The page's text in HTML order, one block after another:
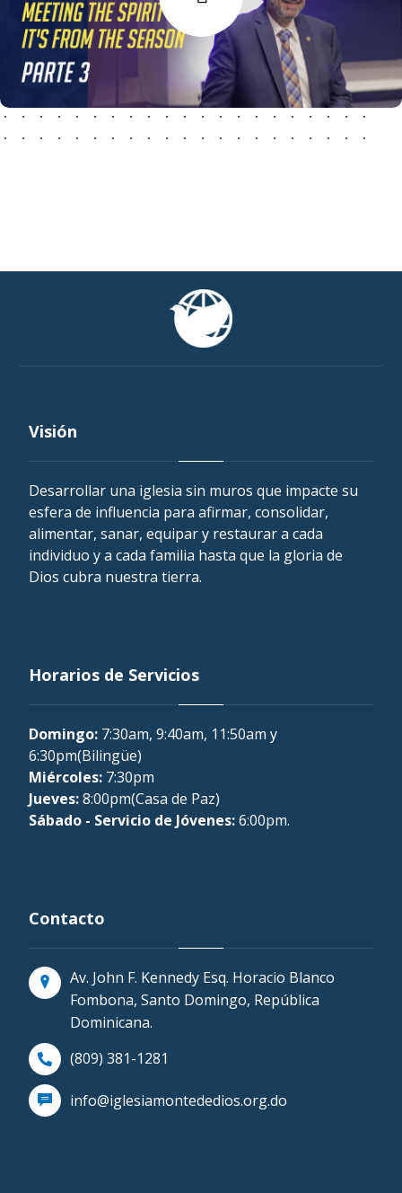
Visión
Desarrollar una iglesia sin muros que impacte su
esfera de influencia para afirmar, consolidar,
alimentar, sanar, equipar y restaurar a cada
individuo y a cada familia hasta que la gloria de
Dios cubra nuestra tierra.
Horarios de Servicios
Domingo: 7:30am, 9:40am, 11:50am y
6:30pm(Bilingüe)
Miércoles: 7:30pm
Jueves:8:00pm(Casa de Paz)
Sábado - Servicio de Jóvenes:6:00pm.
Contacto
Av. John F. Kennedy Esq. Horacio Blanco
Fombona, Santo Domingo, República
Dominicana.
(809) 381-1281
info@iglesiamontededios.org.do